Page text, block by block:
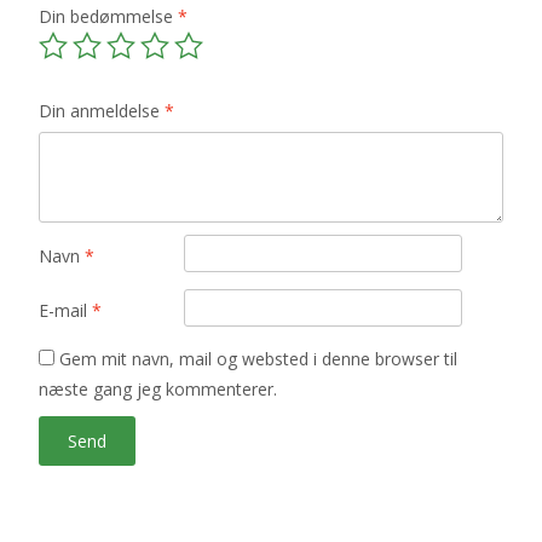
Din bedømmelse *
Din anmeldelse *
Navn *
E-mail *
Gem mit navn, mail og websted i denne browser til
næste gang jeg kommenterer.